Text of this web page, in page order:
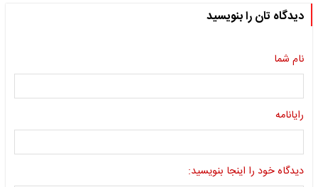
دیدگاه تان را بنویسید
نام شما
رایانامه
دیدگاه خود را اینجا بنویسید: